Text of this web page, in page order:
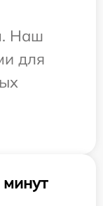
Наш
для